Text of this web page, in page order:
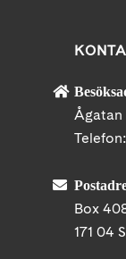
Ågatan
Telefon:
Box
171 04